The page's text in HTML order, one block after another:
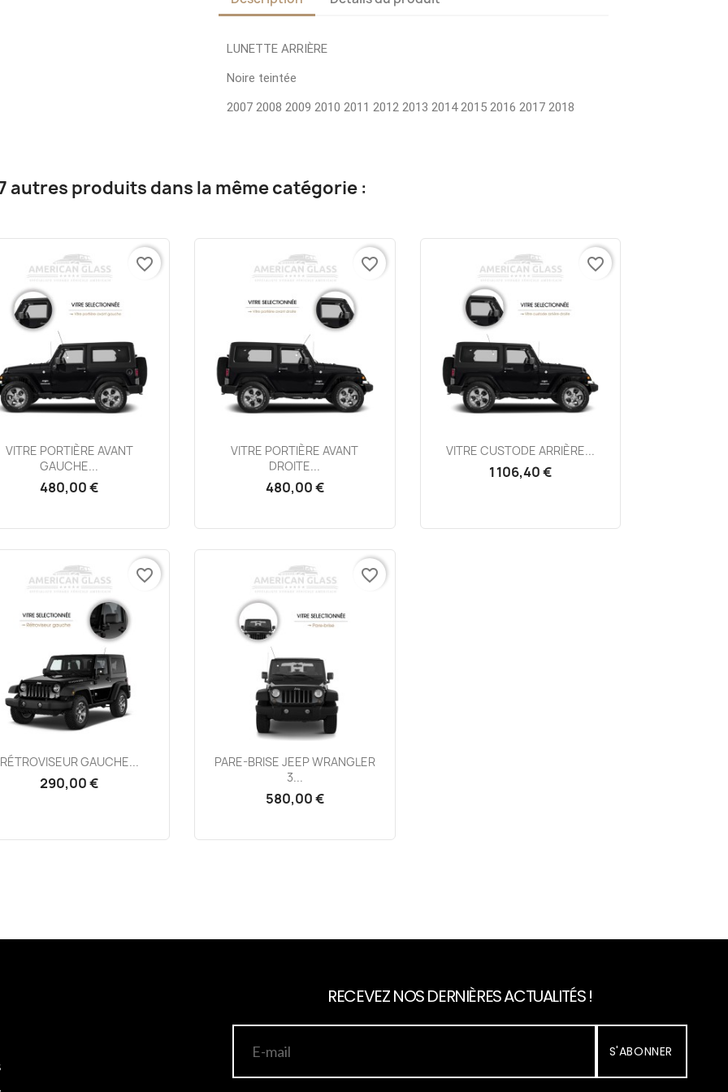
LUNETTE ARRIÈRE
Noire teintée
2007 2008 2009 2010 2011 2012 2013 2014 2015 2016 2017 2018
autres produits dans la même catégorie :
Aperçu rapide
VITRE PORTIÈRE AVANT
GAUCHE...
480,00 €
favorite_border
Aperçu rapide
VITRE PORTIÈRE AVANT
DROITE...
480,00 €
favorite_border
Aperçu rapide
VITRE CUSTODE ARRIÈRE...
1 106,40 €
favorite_border
Aperçu rapide
RÉTROVISEUR GAUCHE...
290,00 €
favorite_border
Aperçu rapide
PARE-BRISE JEEP WRANGLER
3...
580,00 €
favorite_border
RECEVEZ NOS DERNIÈRES ACTUALITÉS !
S'ABONNER